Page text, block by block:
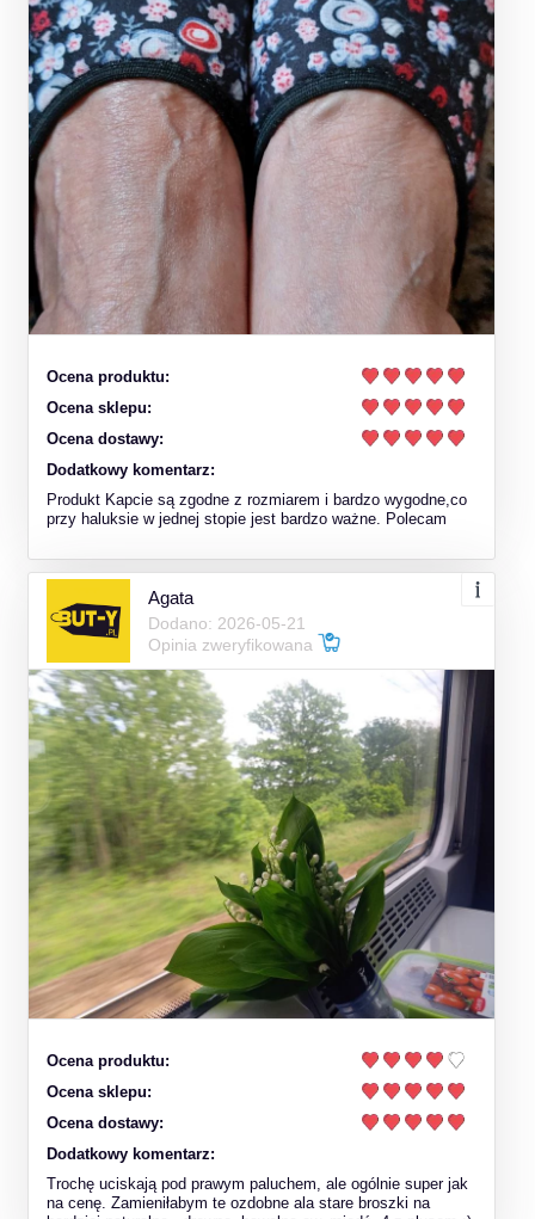
Ocena produktu:
Ocena sklepu:
Ocena dostawy:
Dodatkowy komentarz:
Produkt Kapcie są zgodne z rozmiarem i bardzo wygodne,co
przy haluksie w jednej stopie jest bardzo ważne. Polecam
Agata
Dodano: 2026-05-21
Opinia zweryfikowana
Ocena produktu:
Ocena sklepu:
Ocena dostawy:
Dodatkowy komentarz:
Trochę uciskają pod prawym paluchem, ale ogólnie super jak
na cenę. Zamieniłabym te ozdobne ala stare broszki na